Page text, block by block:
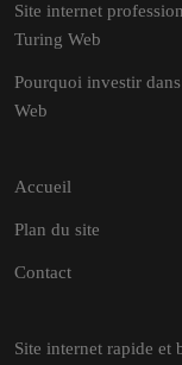
Site internet
Turing Web
Pourquoi investir
Web
Accueil
Plan du site
Contact
Site internet rapide et